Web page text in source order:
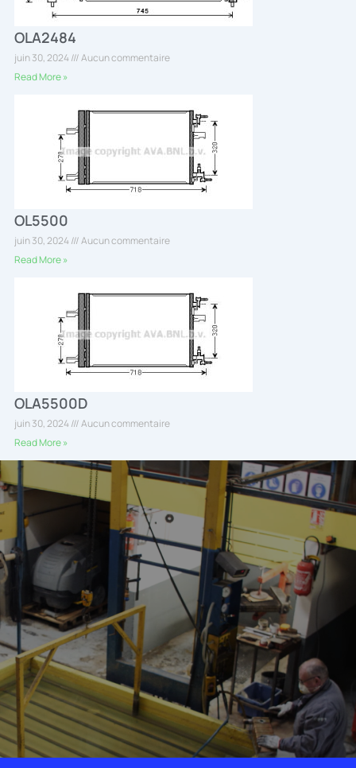
OLA2484
juin 30, 2024
Aucun commentaire
Read More »
OL5500
juin 30, 2024
Aucun commentaire
Read More »
OLA5500D
juin 30, 2024
Aucun commentaire
Read More »